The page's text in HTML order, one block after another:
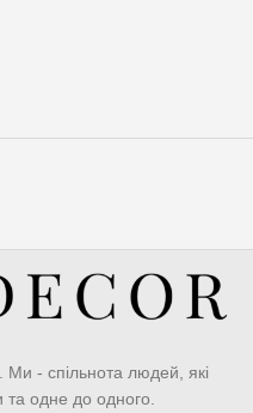
- спільнота людей, які
та одне до одного.